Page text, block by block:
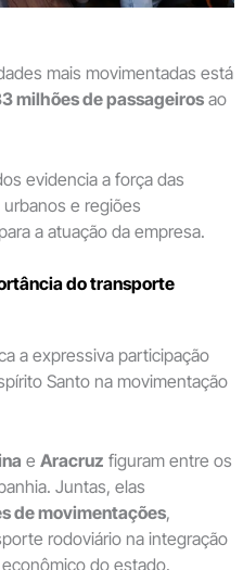
mais movimentadas está
milhões de passageirosao
evidencia a força das
e regiões
a atuação da empresa.
do transporte
a expressiva participação
Santo na movimentação
e Aracruz figuram entre os
Juntas, elas
de movimentações,
rodoviário na integração
do estado.